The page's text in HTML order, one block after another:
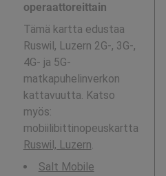
operaattoreittain
Tämä kartta edustaa
Ruswil, Luzern 2G-, 3G-,
4G- ja 5G-
matkapuhelinverkon
kattavuutta. Katso
myös:
mobiilibittinopeuskartta
Ruswil, Luzern.
Salt Mobile